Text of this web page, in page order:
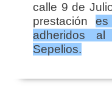
calle 9 de
prestaciónes
adheridos
Sepelios.